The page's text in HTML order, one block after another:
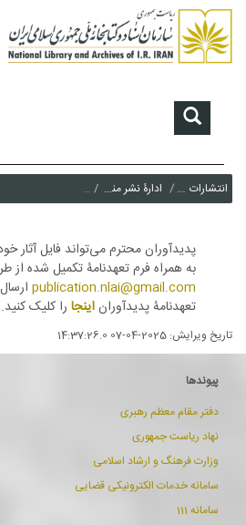
Skip to Content
خانه
انتشارات
آموزش/ پژوهش
مجموعه ها
مراجعه و بازدید
درباره ما
ارتباط
EN
انتشارات ادارۀ نشر منابع کتابی و غیرکتابی
پدیدآوران محترم می‌تواند فایل آثار
به همراه فرم تعهدنامۀ تکمیل شده از
publication.nlai@gmail.com
تعهدنامۀ پدیدآوراناینجا را کلیک کنید.
تاریخ ویرایش: 2025-04-07 14:37:26.0
پیوندها
دفتر مقام معظم رهبری
نهاد ریاست جمهوری
وزارت فرهنگ و ارشاد اسلامی
سامانه خدمات الکترونیکی قضایی
سامانه 111